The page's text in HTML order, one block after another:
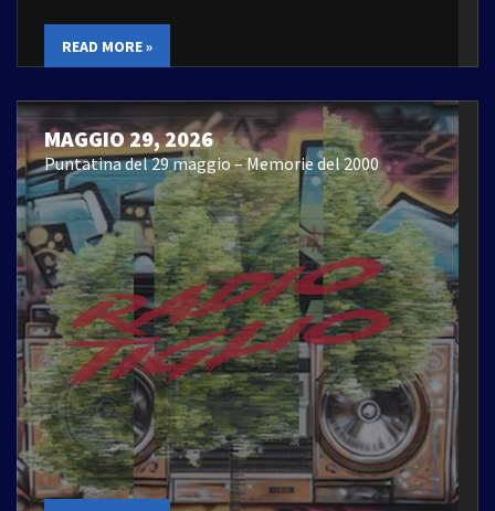
READ MORE »
MAGGIO 29, 2026
Puntatina del 29 maggio – Memorie del 2000